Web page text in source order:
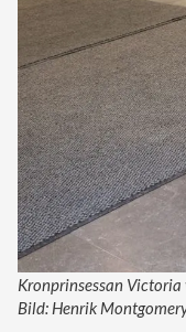
Kronprinsessan
Bild: Henrik